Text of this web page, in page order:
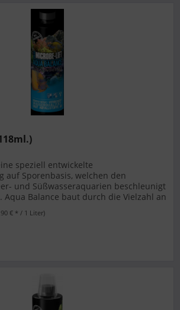
speziell entwickelte
auf Sporenbasis, welchen den
und Süßwasseraquarien beschleunigt
Balance baut durch die Vielzahl an
€ * / 1 Liter)